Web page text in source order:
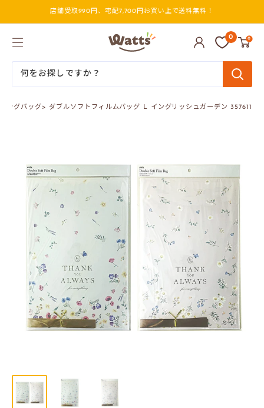
テ
店舗受取990円、宅配7,700円お買い上で送料無料！
ワ
ッ
ン
0 0
ングバッグ > ダブルソフトフィルムバッグ L イングリッシュガーデン 357611